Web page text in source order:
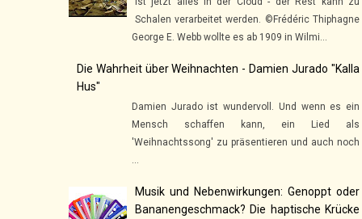
Schalen verarbeitet werden. ©Frédéric Thiphagne
George E. Webb wollte es ab 1909 in Wilmi...
Die Wahrheit über Weihnachten - Damien Jurado "Kalla
Hus"
Damien Jurado ist wundervoll. Und wenn es ein
Mensch schaffen kann, ein Lied als
'Weihnachtssong' zu präsentieren und auch noch
...
Musik und Nebenwirkungen: Genoppt oder
Bananengeschmack? Die haptische Krücke